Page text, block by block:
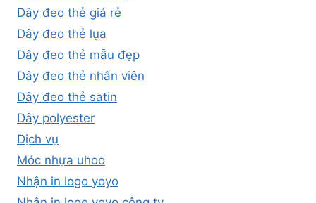
Dây đeo thẻ giá rẻ
Dây đeo thẻ lụa
Dây đeo thẻ mẫu đẹp
Dây đeo thẻ nhân viên
Dây đeo thẻ satin
Dây polyester
Dịch vụ
Móc nhựa uhoo
Nhận in logo yoyo